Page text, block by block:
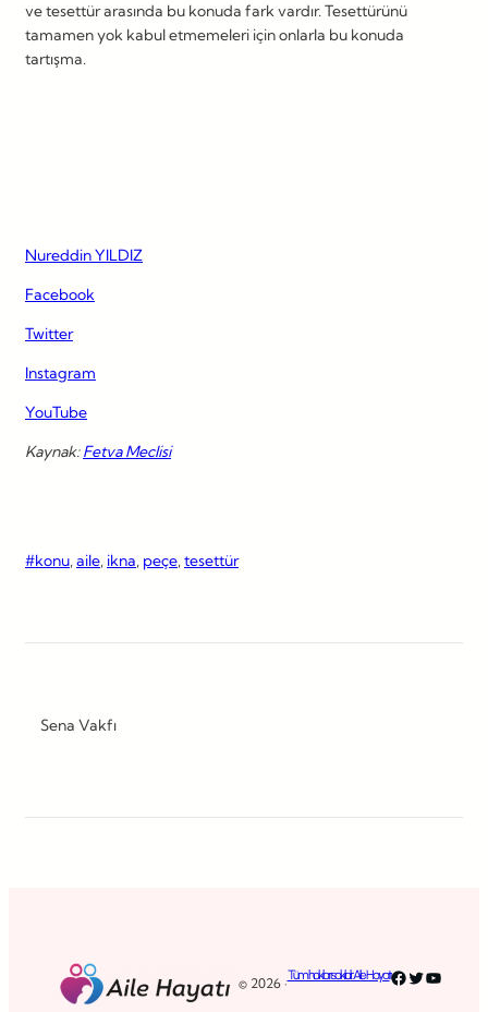
ve tesettür arasında bu konuda fark vardır. Tesettürünü
tamamen yok kabul etmemeleri için onlarla bu konuda
tartışma.
Nureddin YILDIZ
Facebook
Twitter
Instagram
YouTube
Kaynak:Fetva Meclisi
#konu, aile, ikna, peçe, tesettür
Sena Vakfı
© 2026 ·
Tüm hakları saklıdır. Aile HayatıFacebook
Twitter